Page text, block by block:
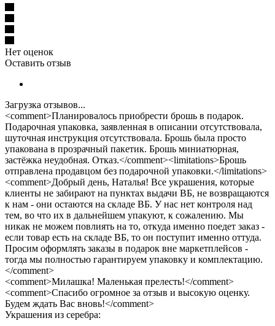
Нет оценок
Оставить отзыв
Загрузка отзывов...
<comment>Планировалось приобрести брошь в подарок.
Подарочная упаковка, заявленная в описании отсутствовала,
шуточная инструкция отсутствовала. Брошь была просто
упакована в прозрачный пакетик. Брошь миниатюрная,
застёжка неудобная. Отказ.</comment><limitations>Брошь
отправлена продавцом без подарочной упаковки.</limitations>
<comment>Добрый день, Наталья! Все украшения, которые
клиенты не забирают на пунктах выдачи ВБ, не возвращаются
к нам - они остаются на складе ВБ. У нас нет контроля над
тем, во что их в дальнейшем упакуют, к сожалению. Мы
никак не можем повлиять на то, откуда именно поедет заказ -
если товар есть на складе ВБ, то он поступит именно оттуда.
Просим оформлять заказы в подарок вне маркетплейсов -
тогда мы полностью гарантируем упаковку и комплектацию.
</comment>
<comment>Милашка! Маленькая прелесть!</comment>
<comment>Спасибо огромное за отзыв и высокую оценку.
Будем ждать Вас вновь!</comment>
Украшения из серебра: